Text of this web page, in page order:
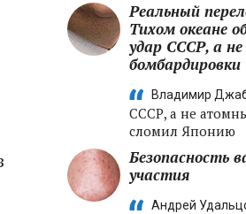
Второй
вновь вышел на
мощность после
оборудования
Реальный
Тихом океане
удар СССР, а
бомбардировки
Владимир
СССР, а не
сломил Японию
Безопасность
участия
Андрей